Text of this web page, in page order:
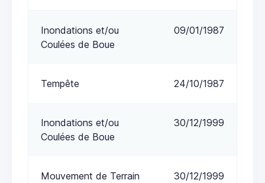
Inondations et/ou
Coulées de Boue
09/01/1987
Tempête 24/10/1987
Inondations et/ou
Coulées de Boue
30/12/1999
Mouvement de Terrain 30/12/1999